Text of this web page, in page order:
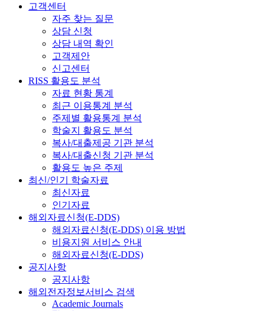
고객센터
자주 찾는 질문
상담 신청
상담 내역 확인
고객제안
신고센터
RISS 활용도 분석
자료 현황 통계
최근 이용통계 분석
주제별 활용통계 분석
학술지 활용도 분석
복사/대출제공 기관 분석
복사/대출신청 기관 분석
활용도 높은 주제
최신/인기 학술자료
최신자료
인기자료
해외자료신청(E-DDS)
해외자료신청(E-DDS) 이용 방법
비용지원 서비스 안내
해외자료신청(E-DDS)
공지사항
공지사항
해외전자정보서비스 검색
Academic Journals